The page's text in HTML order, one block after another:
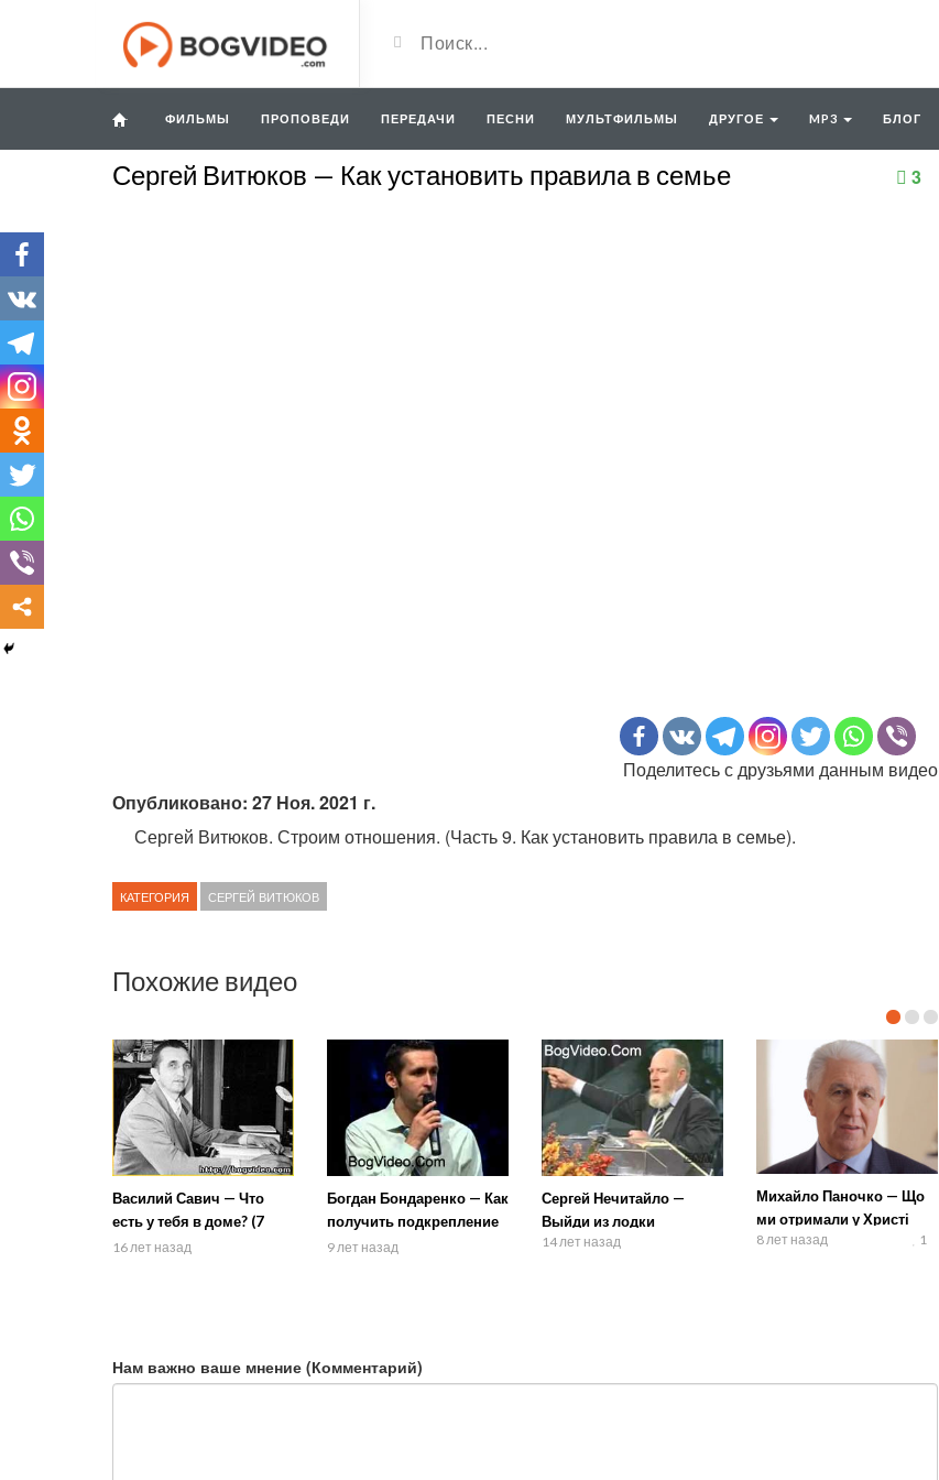
ФИЛЬМЫ ПРОПОВЕДИ ПЕРЕДАЧИ ПЕСНИ МУЛЬТФИЛЬМЫ ДРУГОЕ MP3 БЛОГ
Сергей Витюков — Как установить правила в семье 3
Поделитесь с друзьями данным видео
Опубликовано: 27 Ноя. 2021 г.
Сергей Витюков. Строим отношения. (Часть 9. Как установить правила в семье).
КАТЕГОРИЯ СЕРГЕЙ ВИТЮКОВ
Похожие видео
Василий Савич — Что
есть у тебя в доме? (7
Февраля 2010)
16 лет назад
Богдан Бондаренко — Как
получить подкрепление
в трудных
9 лет назад
Сергей Нечитайло —
Выйди из лодки
14 лет назад
Михайло Паночко — Що
ми отримали у Христі
8 лет назад 1
Нам важно ваше мнение (Комментарий)